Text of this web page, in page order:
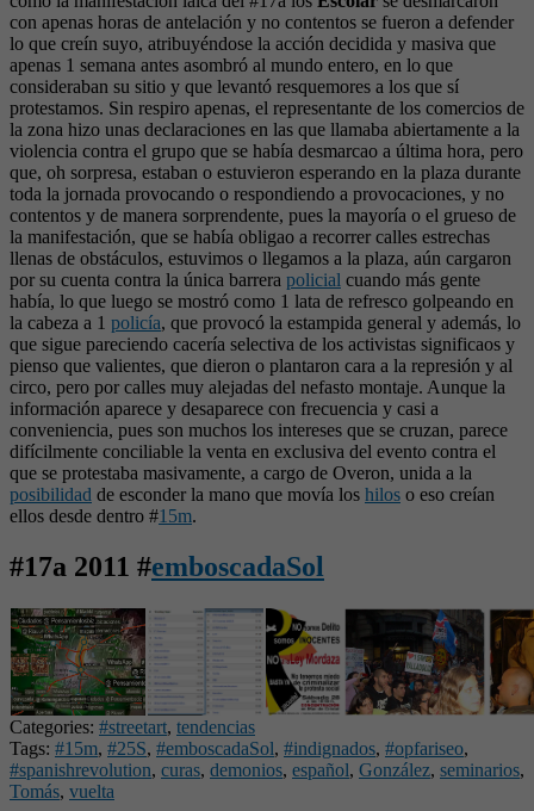
con apenas horas de antelación y no contentos se fueron a defender
lo que creín suyo, atribuyéndose la acción decidida y masiva que
apenas 1 semana antes asombró al mundo entero, en lo que
consideraban su sitio y que levantó resquemores a los que sí
protestamos. Sin respiro apenas, el representante de los comercios de
la zona hizo unas declaraciones en las que llamaba abiertamente a la
violencia contra el grupo que se había desmarcao a última hora, pero
que, oh sorpresa, estaban o estuvieron esperando en la plaza durante
toda la jornada provocando o respondiendo a provocaciones, y no
contentos y de manera sorprendente, pues la mayoría o el grueso de
la manifestación, que se había obligao a recorrer calles estrechas
llenas de obstáculos, estuvimos o llegamos a la plaza, aún cargaron
por su cuenta contra la única barrera policial cuando más gente
había, lo que luego se mostró como 1 lata de refresco golpeando en
la cabeza a 1 policía, que provocó la estampida general y además, lo
que sigue pareciendo cacería selectiva de los activistas significaos y
pienso que valientes, que dieron o plantaron cara a la represión y al
circo, pero por calles muy alejadas del nefasto montaje. Aunque la
información aparece y desaparece con frecuencia y casi a
conveniencia, pues son muchos los intereses que se cruzan, parece
difícilmente conciliable la venta en exclusiva del evento contra el
que se protestaba masivamente, a cargo de Overon, unida a la
posibilidad de esconder la mano que movía los hilos o eso creían
ellos desde dentro #15m.
#17a 2011 #emboscadaSol
Categories: #streetart, tendencias
Tags: #15m, #25S, #emboscadaSol, #indignados, #opfariseo,
#spanishrevolution, curas, demonios, español, González, seminarios,
Tomás, vuelta